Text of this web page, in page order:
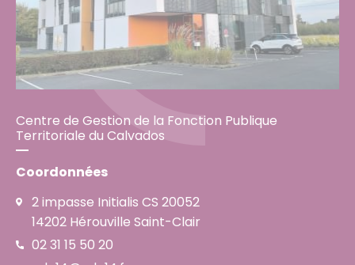
Centre de Gestion de la Fonction Publique
Territoriale du Calvados
Coordonnées
2 impasse Initialis CS 20052
14202 Hérouville Saint-Clair
02 31 15 50 20